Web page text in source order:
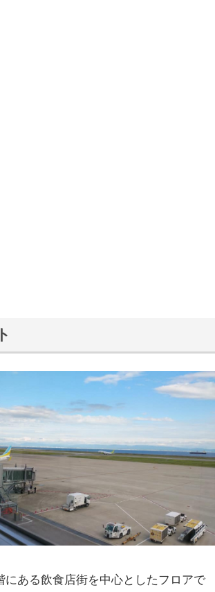
にある飲食店街を中心としたフロアで